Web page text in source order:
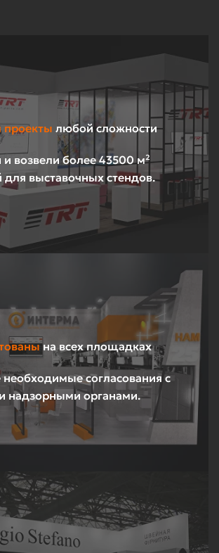
проекты любой сложности
и возвели более 43500 м²
для выставочных стендов.
на всех площадках
согласования с
надзорными органами.